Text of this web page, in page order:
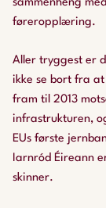
sammenheng
føreropplæring.
Aller tryggest er
ikke se bort fra
fram til 2013
infrastrukturen,
EUs første
Iarnród Éireann
skinner.